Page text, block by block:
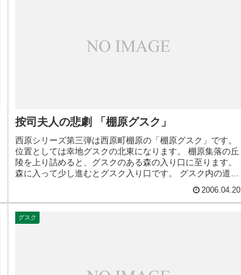
按司夫人の悲劇 「棚原グスク」
西原シリーズ第三弾は西原町棚原の「棚原グスク」です。
位置としては幸地グスクの北東になります。 棚原集落の丘
陵を上り詰めると、グスクのある森の入り口に至ります。
森に入って少し進むとグスク入り口です。 グスク内の道を
2006.04.20
グスク